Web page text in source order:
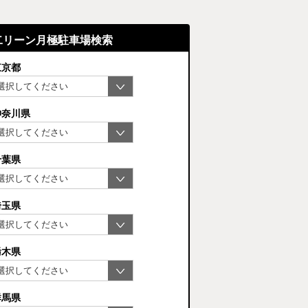
リーン月極駐車場検索
都
川県
県
県
県
県